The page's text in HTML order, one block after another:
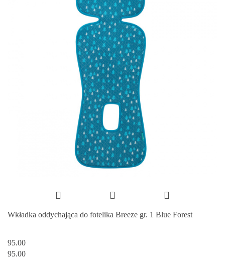
Wkładka oddychająca do fotelika Breeze gr. 1 Blue Forest
95.00
95.00